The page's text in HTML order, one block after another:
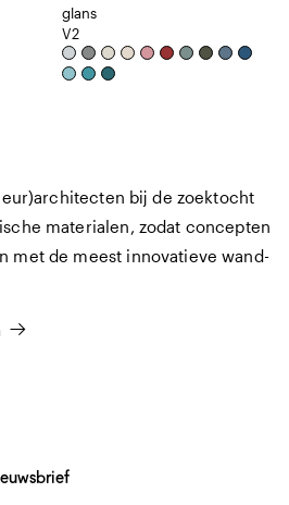
glans
V2
bij de zoektocht
materialen, zodat concepten
met de meest innovatieve wand-